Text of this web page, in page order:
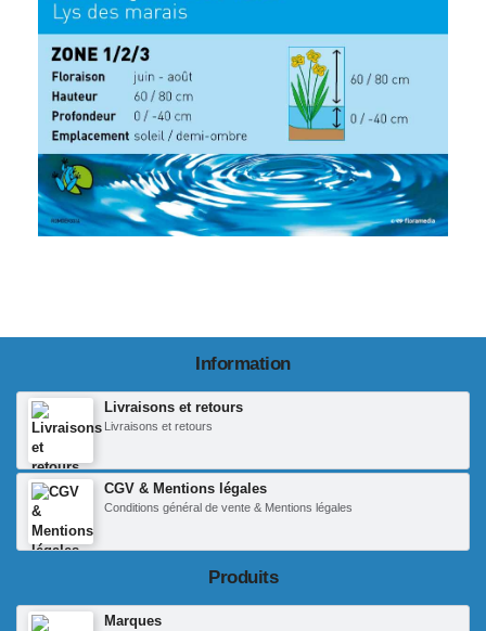
Information
Livraisons et retours
Livraisons et retours
CGV & Mentions légales
Conditions général de vente & Mentions légales
Produits
Marques